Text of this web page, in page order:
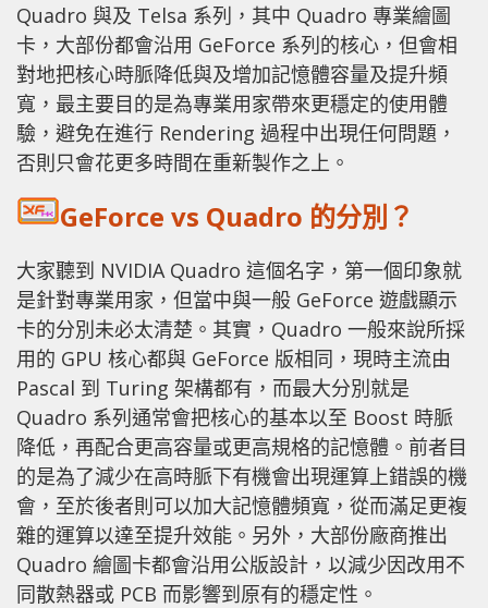
Quadro 與及 Telsa 系列，其中 Quadro 專業繪圖
卡，大部份都會沿用 GeForce 系列的核心，但會相
對地把核心時脈降低與及增加記憶體容量及提升頻
寬，最主要目的是為專業用家帶來更穩定的使用體
驗，避免在進行 Rendering 過程中出現任何問題，
否則只會花更多時間在重新製作之上。
GeForce vs Quadro 的分別？
大家聽到 NVIDIA Quadro 這個名字，第一個印象就
是針對專業用家，但當中與一般 GeForce 遊戲顯示
卡的分別未必太清楚。其實，Quadro 一般來說所採
用的 GPU 核心都與 GeForce 版相同，現時主流由
Pascal 到 Turing 架構都有，而最大分別就是
Quadro 系列通常會把核心的基本以至 Boost 時脈
降低，再配合更高容量或更高規格的記憶體。前者目
的是為了減少在高時脈下有機會出現運算上錯誤的機
會，至於後者則可以加大記憶體頻寬，從而滿足更複
雜的運算以達至提升效能。另外，大部份廠商推出
Quadro 繪圖卡都會沿用公版設計，以減少因改用不
同散熱器或 PCB 而影響到原有的穩定性。